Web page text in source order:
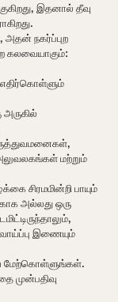
இதனால் தீவு
அதன் நகர்ப்புற
கலவையாகும்:
மற்றும்
சிரமமின்றி பாயும்
அல்லது ஒரு
இணையும்
மேற்கொள்ளுங்கள்.
முன்பதிவு